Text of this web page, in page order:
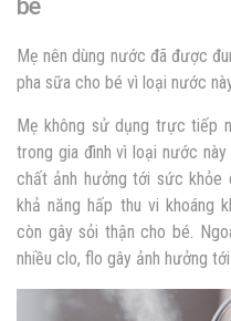
bé
Mẹ nên dùng nước đã được
pha sữa cho bé vì loại nước
Mẹ không sử dụng trực tiếp
trong gia đình vì loại nước
chất ảnh hưởng tới sức khỏe
khả năng hấp thu vi khoáng
còn gây sỏi thận cho bé.
nhiều clo, flo gây ảnh hưởng